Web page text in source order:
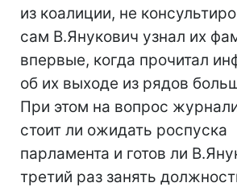
из коалиции, не
сам В.Янукович узнал их
впервые, когда прочитал
об их выходе из рядов
При этом на вопрос
стоит ли ожидать роспуска
парламента и готов ли
третий раз занять